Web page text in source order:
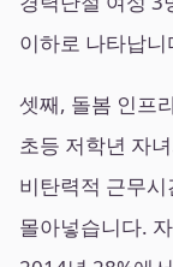
이하로 나타납니
셋째, 돌봄 인프
초등 저학년 자
비탄력적 근무
몰아넣습니다.